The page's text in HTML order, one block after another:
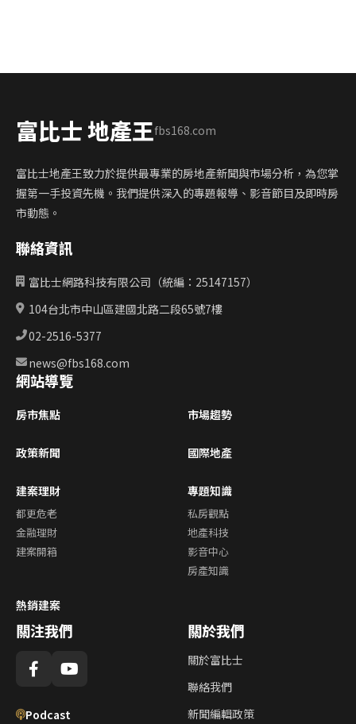
富比士 地產王fbs168.com
富比士地產王致力於提供最專業的房地產新聞與市場分析，為您掌
握第一手投資先機。我們提供深入的專題報導、影音節目及即時房
市動態。
聯絡資訊
富比士網路科技有限公司（統編：25147157）
104台北市中山區建國北路二段65號7樓
02-2516-5377
news@fbs168.com
網站導覽
房市焦點 市場趨勢
政策新聞 國際地產
建案理財
都更危老
金融理財
建案開箱
專題知識
私房觀點
地產科技
影音中心
房產知識
熱銷建案
關注我們
Podcast
關於我們
關於富比士
聯絡我們
新聞編輯政策